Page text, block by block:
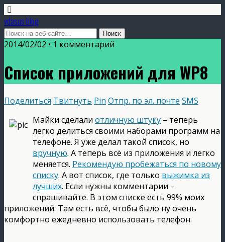
vdasus blog
2014/02/02 • 1 комментарий
Список приложений для WP8
Поделиться Твитнуть Pin Отпр. по эл. почте SMS
Майки сделали отличную штуку – теперь
легко делиться своими наборами программ на
телефоне. Я уже делал такой список, но
вручную. А теперь всё из приложения и легко
меняется. Рекомендую пробежаться по новому
списку. А вот список, где только выжимка из
лучших. Если нужны комментарии –
спрашивайте. В этом списке есть 99% моих
приложений. Там есть всё, чтобы было ну очень
комфортно ежедневно использовать телефон.